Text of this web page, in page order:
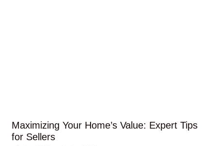
Maximizing Your Home’s Value: Expert Tips
for Sellers